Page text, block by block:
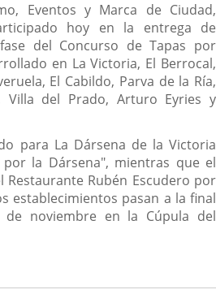
Eventos y Marca de Ciudad,
hoy en la entrega de
del Concurso de Tapas por
en La Victoria, El Berrocal,
El Cabildo, Parva de la Ría,
Villa del Prado, Arturo Eyries y
para La Dársena de la Victoria
la Dársena", mientras que el
Restaurante Rubén Escudero por
establecimientos pasan a la final
noviembre en la Cúpula del